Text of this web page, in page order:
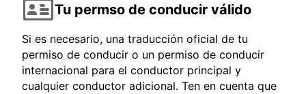
Tu permso de conducir válido
Si es necesario, una traducción oficial de tu
permiso de conducir o un permiso de conducir
internacional para el conductor principal y
cualquier conductor adicional. Ten en cuenta que